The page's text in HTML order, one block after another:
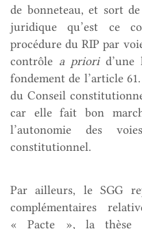
de bonneteau, et sort
juridique qu’est ce
procédure du RIP par
contrôle a priori
fondement de l’article
du Conseil
car elle fait bon
l’autonomie des
constitutionnel.
Par ailleurs, le SGG
complémentaires
« Pacte », la thèse